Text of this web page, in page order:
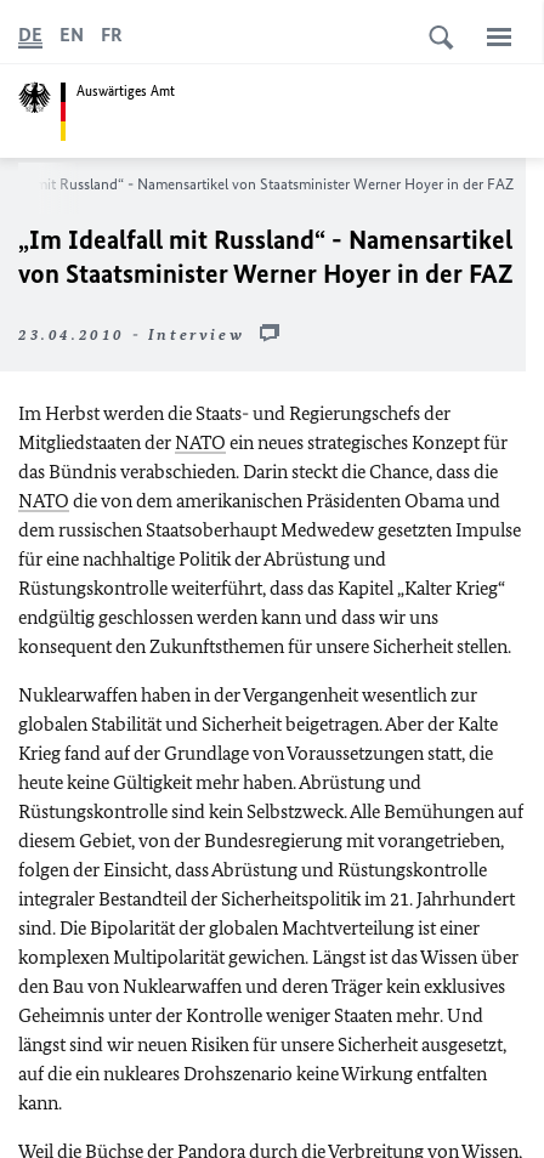
Auswärtiges Amt
DE EN FR
mit Russland“ - Namensartikel von Staatsminister Werner Hoyer in der FAZ
„Im Idealfall mit Russland“ - Namensartikel
von Staatsminister Werner Hoyer in der FAZ
23.04.2010 - Interview
Im Herbst werden die Staats- und Regierungschefs der
Mitgliedstaaten derNATO ein neues strategisches Konzept für
das Bündnis verabschieden. Darin steckt die Chance, dass die
NATO die von dem amerikanischen Präsidenten Obama und
dem russischen Staatsoberhaupt Medwedew gesetzten Impulse
für eine nachhaltige Politik der Abrüstung und
Rüstungskontrolle weiterführt, dass das Kapitel „Kalter Krieg“
endgültig geschlossen werden kann und dass wir uns
konsequent den Zukunftsthemen für unsere Sicherheit stellen.
Nuklearwaffen haben in der Vergangenheit wesentlich zur
globalen Stabilität und Sicherheit beigetragen. Aber der Kalte
Krieg fand auf der Grundlage von Voraussetzungen statt, die
heute keine Gültigkeit mehr haben. Abrüstung und
Rüstungskontrolle sind kein Selbstzweck. Alle Bemühungen auf
diesem Gebiet, von der Bundesregierung mit vorangetrieben,
folgen der Einsicht, dass Abrüstung und Rüstungskontrolle
integraler Bestandteil der Sicherheitspolitik im 21. Jahrhundert
sind. Die Bipolarität der globalen Machtverteilung ist einer
komplexen Multipolarität gewichen. Längst ist das Wissen über
den Bau von Nuklearwaffen und deren Träger kein exklusives
Geheimnis unter der Kontrolle weniger Staaten mehr. Und
längst sind wir neuen Risiken für unsere Sicherheit ausgesetzt,
auf die ein nukleares Drohszenario keine Wirkung entfalten
kann.
Weil die Büchse der Pandora durch die Verbreitung von Wissen,